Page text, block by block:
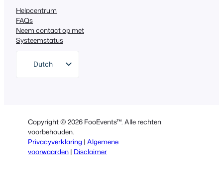
Helpcentrum
FAQs
Neem contact op met
Systeemstatus
Dutch
English
Italian
Portuguese
Copyright © 2026 FooEvents™. Alle rechten
voorbehouden.
Privacyverklaring | Algemene
voorwaarden | Disclaimer